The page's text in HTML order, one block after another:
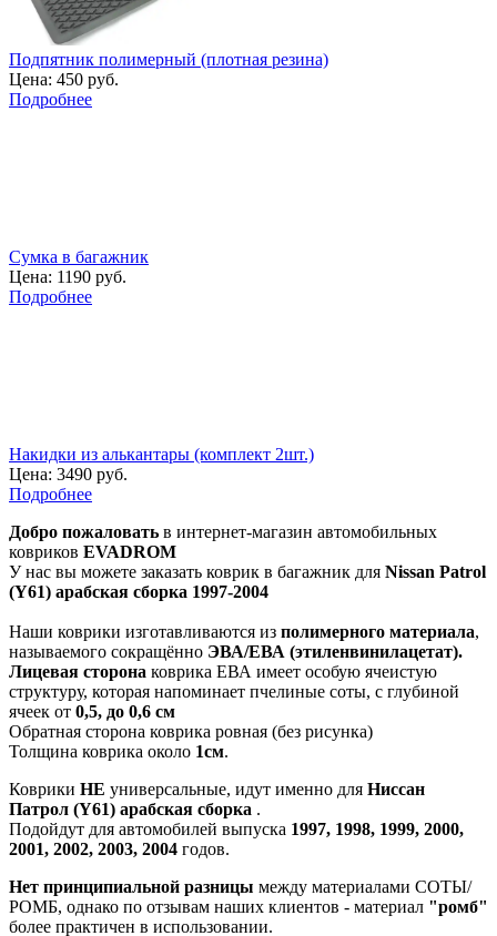
Подпятник полимерный (плотная резина)
Цена: 450 руб.
Подробнее
Сумка в багажник
Цена: 1190 руб.
Подробнее
Накидки из алькантары (комплект 2шт.)
Цена: 3490 руб.
Подробнее
Добро пожаловать в интернет-магазин автомобильных
ковриков EVADROM
У нас вы можете заказать коврик в багажник для Nissan Patrol
(Y61) арабская сборка 1997-2004
Наши коврики изготавливаются из полимерного материала,
называемого сокращённо ЭВА/ЕВА (этиленвинилацетат).
Лицевая сторона коврика ЕВА имеет особую ячеистую
структуру, которая напоминает пчелиные соты, с глубиной
ячеек от 0,5, до 0,6 см
Обратная сторона коврика ровная (без рисунка)
Толщина коврика около 1см.
Коврики НЕ универсальные, идут именно для Ниссан
Патрол (Y61) арабская сборка .
Подойдут для автомобилей выпуска 1997, 1998, 1999, 2000,
2001, 2002, 2003, 2004 годов.
Нет принципиальной разницы между материалами СОТЫ/
РОМБ, однако по отзывам наших клиентов - материал "ромб"
более практичен в использовании.